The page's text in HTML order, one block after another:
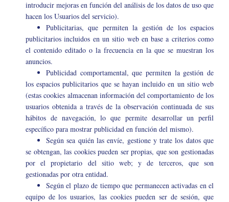
introducir mejoras en función del análisis de los datos de uso que
hacen los Usuarios del servicio).
Publicitarias, que permiten la gestión de los espacios
publicitarios incluidos en un sitio web en base a criterios como
el contenido editado o la frecuencia en la que se muestran los
anuncios.
Publicidad comportamental, que permiten la gestión de
los espacios publicitarios que se hayan incluido en un sitio web
(estas cookies almacenan información del comportamiento de los
usuarios obtenida a través de la observación continuada de sus
hábitos de navegación, lo que permite desarrollar un perfil
específico para mostrar publicidad en función del mismo).
Según sea quién las envíe, gestione y trate los datos que
se obtengan, las cookies pueden ser propias, que son gestionadas
por el propietario del sitio web; y de terceros, que son
gestionadas por otra entidad.
Según el plazo de tiempo que permanecen activadas en el
equipo de los usuarios, las cookies pueden ser de sesión, que